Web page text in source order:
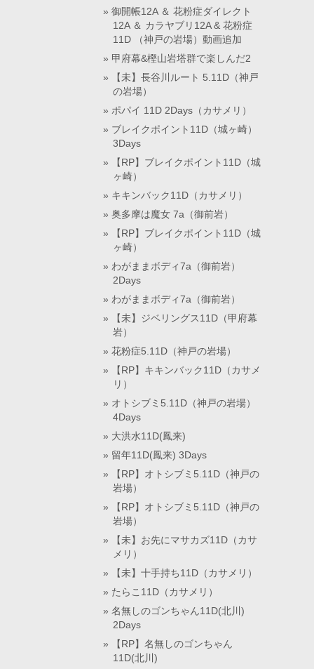
御開帳12A ＆ 花粉症ダイレクト
12A ＆ カラヤブリ12A & 花粉症
11D （神戸の岩場）動画追加
甲府幕&樫山岩塔群で楽しんだ2
【未】長谷川ルート 5.11D（神戸
の岩場）
ポパイ 11D 2Days（カサメリ）
ブレイクポイント11D（城ヶ崎）
3Days
【RP】ブレイクポイント11D（城
ヶ崎）
キキンバック11D（カサメリ）
奥多摩は魔女 7a（御前岩）
【RP】ブレイクポイント11D（城
ヶ崎）
わがままボディ7a（御前岩）
2Days
わがままボディ7a（御前岩）
【未】ジベリングス11D（甲府幕
岩）
花粉症5.11D（神戸の岩場）
【RP】キキンバック11D（カサメ
リ）
オトシブミ5.11D（神戸の岩場）
4Days
大洪水11D(鳳来)
留年11D(鳳来) 3Days
【RP】オトシブミ5.11D（神戸の
岩場）
【RP】オトシブミ5.11D（神戸の
岩場）
【未】お先にマサカズ11D（カサ
メリ）
【未】十手持ち11D（カサメリ）
たらこ11D（カサメリ）
名無しのゴンちゃん11D(北川)
2Days
【RP】名無しのゴンちゃん
11D(北川)